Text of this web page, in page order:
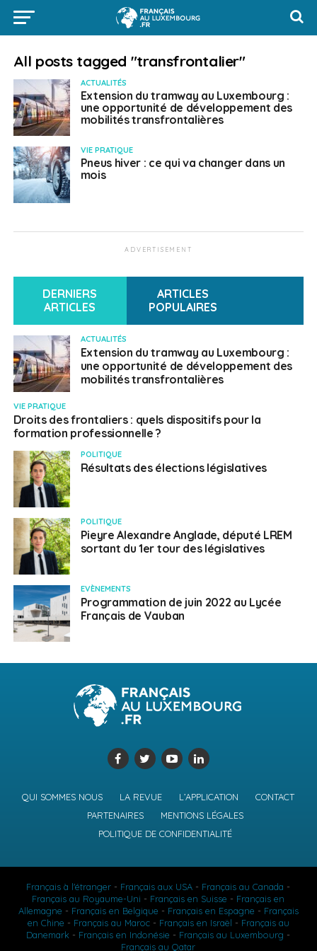
All posts tagged "transfrontalier"
ACTUALITÉS
Extension du tramway au Luxembourg :
une opportunité de développement des
mobilités transfrontalières
VIE PRATIQUE
Pneus hiver : ce qui va changer dans un
mois
ADVERTISEMENT
DERNIERS
ARTICLES
ARTICLES
POPULAIRES
ACTUALITÉS
Extension du tramway au Luxembourg :
une opportunité de développement des
mobilités transfrontalières
VIE PRATIQUE
Droits des frontaliers : quels dispositifs pour la
formation professionnelle ?
POLITIQUE
Résultats des élections législatives
POLITIQUE
Pieyre Alexandre Anglade, député LREM
sortant du 1er tour des législatives
EVÈNEMENTS
Programmation de juin 2022 au Lycée
Français de Vauban
QUI SOMMES NOUS LA REVUE L’APPLICATION
CONTACT
PARTENAIRES
MENTIONS LÉGALES
POLITIQUE DE CONFIDENTIALITÉ
Français à l'étranger - Français aux USA - Français au Canada -
Français au Royaume-Uni - Français en Suisse - Français en
Allemagne - Français en Belgique - Français en Espagne - Français
en Chine - Français au Maroc- Français en Israël - Français au
Danemark - Français en Indonésie - Français au Luxembourg -
Français au Qatar